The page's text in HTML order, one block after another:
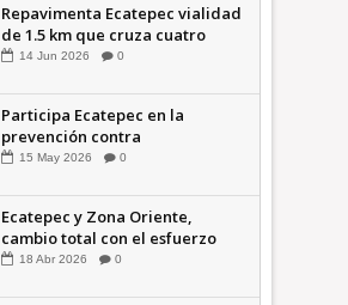
Repavimenta Ecatepec vialidad
de 1.5 km que cruza cuatro
comunidades +Video
14 Jun 2026 0
Participa Ecatepec en la
prevención contra
inundaciones en el Valle de
15 May 2026 0
Ecatepec y Zona Oriente,
cambio total con el esfuerzo
conjunto: Azucena; retiran 21
18 Abr 2026 0